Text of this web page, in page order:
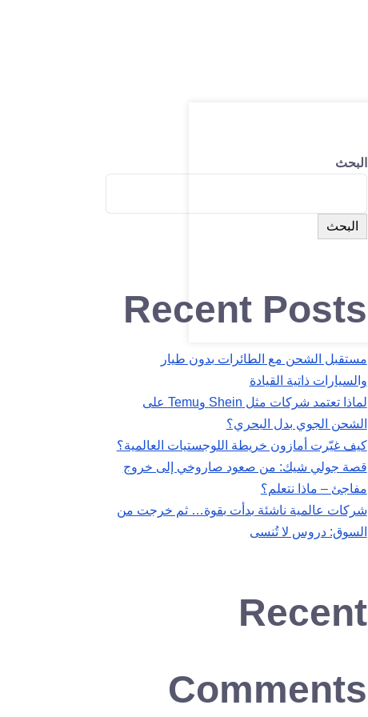
البحث
البحث
Recent Posts
مستقبل الشحن مع الطائرات بدون طيار
والسيارات ذاتية القيادة
لماذا تعتمد شركات مثل Shein وTemu على
الشحن الجوي بدل البحري؟
كيف غيّرت أمازون خريطة اللوجستيات العالمية؟
قصة جولي شيك: من صعود صاروخي إلى خروج
مفاجئ – ماذا نتعلم؟
شركات عالمية ناشئة بدأت بقوة… ثم خرجت من
السوق: دروس لا تُنسى
Recent
Comments